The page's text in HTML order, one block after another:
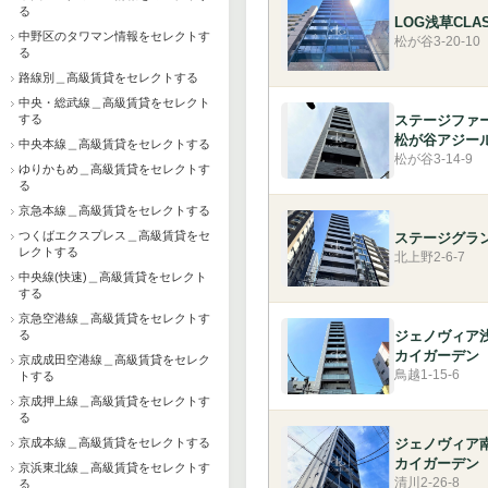
る
中野区のタワマン情報をセレクトす
る
路線別＿高級賃貸をセレクトする
中央・総武線＿高級賃貸をセレクト
する
中央本線＿高級賃貸をセレクトする
ゆりかもめ＿高級賃貸をセレクトす
る
京急本線＿高級賃貸をセレクトする
つくばエクスプレス＿高級賃貸をセ
レクトする
中央線(快速)＿高級賃貸をセレクト
する
京急空港線＿高級賃貸をセレクトす
る
京成成田空港線＿高級賃貸をセレク
トする
京成押上線＿高級賃貸をセレクトす
る
京成本線＿高級賃貸をセレクトする
京浜東北線＿高級賃貸をセレクトす
る
LOG浅草
松が谷3-20-10
ステージファ
松が谷アジー
松が谷3-14-9
ステージグラ
北上野2-6-7
ジェノヴィア
カイガーデン
鳥越1-15-6
ジェノヴィア
カイガーデン
清川2-26-8